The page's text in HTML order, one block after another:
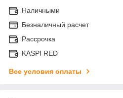
Наличными
Безналичный расчет
Рассрочка
KASPI RED
Все условия оплаты